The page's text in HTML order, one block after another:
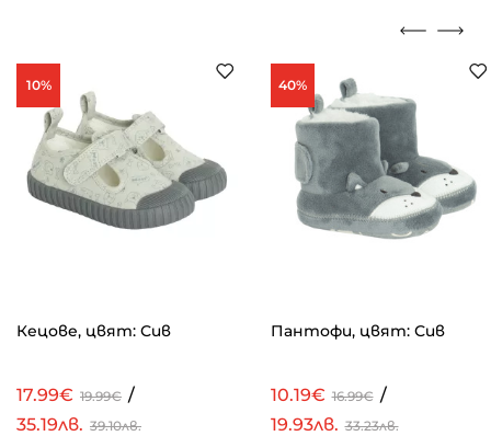
10%
Кецове, цвят: Сив
17.99€ 19.99€ /
35.19лв. 39.10лв.
40%
Пантофи, цвят: Сив
10.19€ 16.99€ /
19.93лв. 33.23лв.